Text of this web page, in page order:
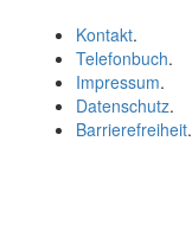
Kontakt.
Telefonbuch.
Impressum.
Datenschutz.
Barrierefreiheit.